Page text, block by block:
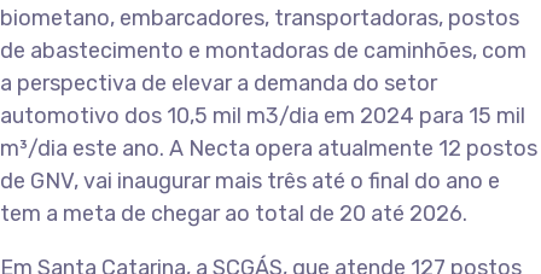
biometano, embarcadores, transportadoras, postos
de abastecimento e montadoras de caminhões, com
a perspectiva de elevar a demanda do setor
automotivo dos 10,5 mil m3/dia em 2024 para 15 mil
m³/dia este ano. A Necta opera atualmente 12 postos
de GNV, vai inaugurar mais três até o final do ano e
tem a meta de chegar ao total de 20 até 2026.
Em Santa Catarina, a SCGÁS, que atende 127 postos